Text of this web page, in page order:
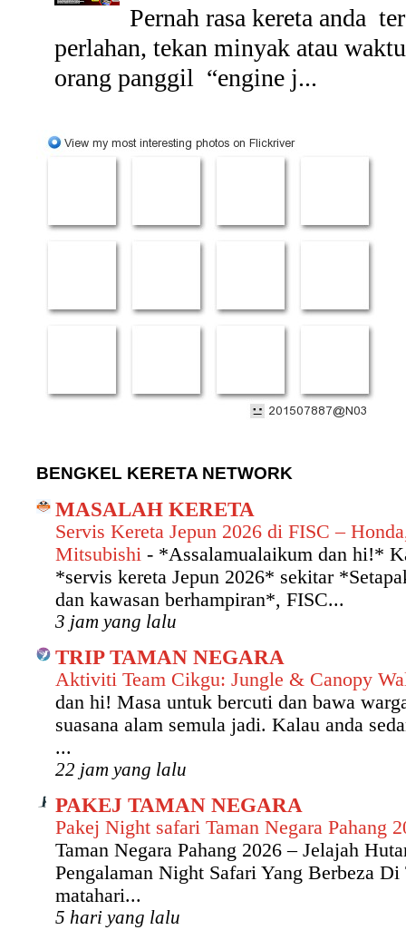
Pernah rasa kereta anda
perlahan, tekan minyak atau
orang panggil “engine j...
BENGKEL KERETA NETWORK
MASALAH KERETA
Servis Kereta Jepun 2026 di FISC –
Mitsubishi - *Assalamualaikum dan hi!*
*servis kereta Jepun 2026* sekitar
dan kawasan berhampiran*, FISC...
3 jam yang lalu
TRIP TAMAN NEGARA
Aktiviti Team Cikgu: Jungle & Canopy
dan hi! Masa untuk bercuti dan bawa
suasana alam semula jadi. Kalau anda
...
22 jam yang lalu
PAKEJ TAMAN NEGARA
Pakej Night safari Taman Negara Pahang
Taman Negara Pahang 2026 – Jelajah
Pengalaman Night Safari Yang Berbeza
matahari...
5 hari yang lalu